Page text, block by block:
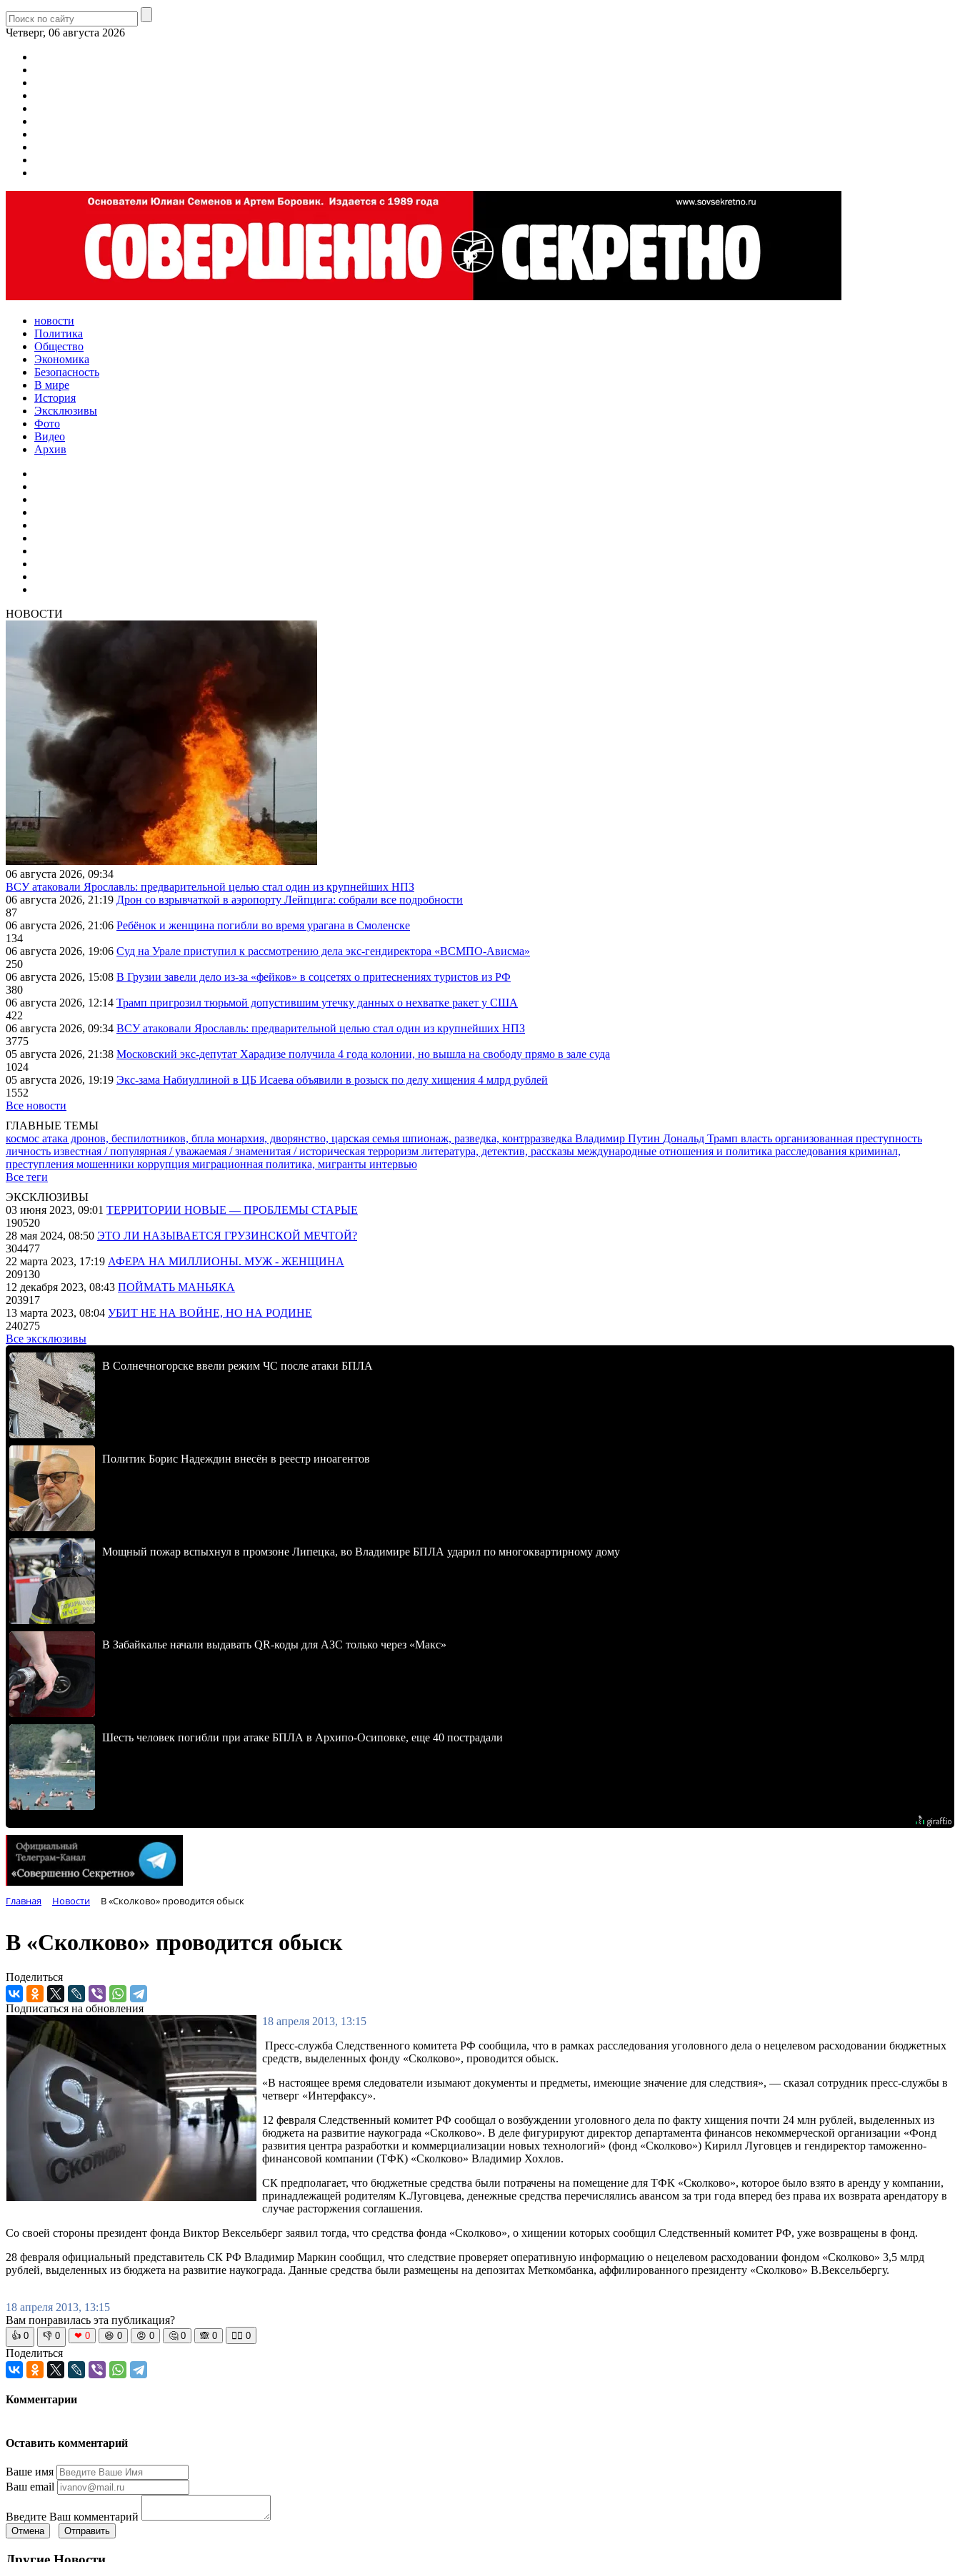
Четверг, 06 августа 2026
новости
Политика
Общество
Экономика
Безопасность
В мире
История
Эксклюзивы
Фото
Видео
Архив
НОВОСТИ
06 августа 2026, 09:34
ВСУ атаковали Ярославль: предварительной целью стал один из крупнейших НПЗ
06 августа 2026, 21:19 Дрон со взрывчаткой в аэропорту Лейпцига: собрали все подробности
87
06 августа 2026, 21:06 Ребёнок и женщина погибли во время урагана в Смоленске
134
06 августа 2026, 19:06 Суд на Урале приступил к рассмотрению дела экс-гендиректора «ВСМПО-Ависма»
250
06 августа 2026, 15:08 В Грузии завели дело из-за «фейков» в соцсетях о притеснениях туристов из РФ
380
06 августа 2026, 12:14 Трамп пригрозил тюрьмой допустившим утечку данных о нехватке ракет у США
422
06 августа 2026, 09:34 ВСУ атаковали Ярославль: предварительной целью стал один из крупнейших НПЗ
3775
05 августа 2026, 21:38 Московский экс-депутат Харадизе получила 4 года колонии, но вышла на свободу прямо в зале суда
1024
05 августа 2026, 19:19 Экс-зама Набиуллиной в ЦБ Исаева объявили в розыск по делу хищения 4 млрд рублей
1552
Все новости
ГЛАВНЫЕ ТЕМЫ
космос атака дронов, беспилотников, бпла монархия, дворянство, царская семья шпионаж, разведка, контрразведка Владимир Путин Дональд Трамп власть организованная преступность
личность известная / популярная / уважаемая / знаменитая / историческая терроризм литература, детектив, рассказы международные отношения и политика расследования криминал,
преступления мошенники коррупция миграционная политика, мигранты интервью
Все теги
ЭКСКЛЮЗИВЫ
03 июня 2023, 09:01 ТЕРРИТОРИИ НОВЫЕ — ПРОБЛЕМЫ СТАРЫЕ
190520
28 мая 2024, 08:50 ЭТО ЛИ НАЗЫВАЕТСЯ ГРУЗИНСКОЙ МЕЧТОЙ?
304477
22 марта 2023, 17:19 АФЕРА НА МИЛЛИОНЫ. МУЖ - ЖЕНЩИНА
209130
12 декабря 2023, 08:43 ПОЙМАТЬ МАНЬЯКА
203917
13 марта 2023, 08:04 УБИТ НЕ НА ВОЙНЕ, НО НА РОДИНЕ
240275
Все эксклюзивы
В Солнечногорске ввели режим ЧС после атаки БПЛА
Политик Борис Надеждин внесён в реестр иноагентов
Мощный пожар вспыхнул в промзоне Липецка, во Владимире БПЛА ударил по многоквартирному дому
В Забайкалье начали выдавать QR-коды для АЗС только через «Макс»
Шесть человек погибли при атаке БПЛА в Архипо-Осиповке, еще 40 пострадали
Главная Новости В «Сколково» проводится обыск
В «Сколково» проводится обыск
Поделиться
Подписаться на обновления
18 апреля 2013, 13:15
Пресс-служба Следственного комитета РФ сообщила, что в рамках расследования уголовного дела о нецелевом расходовании бюджетных
средств, выделенных фонду «Сколково», проводится обыск.
«В настоящее время следователи изымают документы и предметы, имеющие значение для следствия», — сказал сотрудник пресс-службы в
четверг «Интерфаксу».
12 февраля Следственный комитет РФ сообщал о возбуждении уголовного дела по факту хищения почти 24 млн рублей, выделенных из
бюджета на развитие наукограда «Сколково». В деле фигурируют директор департамента финансов некоммерческой организации «Фонд
развития центра разработки и коммерциализации новых технологий» (фонд «Сколково») Кирилл Луговцев и гендиректор таможенно-
финансовой компании (ТФК) «Сколково» Владимир Хохлов.
СК предполагает, что бюджетные средства были потрачены на помещение для ТФК «Сколково», которое было взято в аренду у компании,
принадлежащей родителям К.Луговцева, денежные средства перечислялись авансом за три года вперед без права их возврата арендатору в
случае расторжения соглашения.
Со своей стороны президент фонда Виктор Вексельберг заявил тогда, что средства фонда «Сколково», о хищении которых сообщил Следственный комитет РФ, уже возвращены в фонд.
28 февраля официальный представитель СК РФ Владимир Маркин сообщил, что следствие проверяет оперативную информацию о нецелевом расходовании фондом «Сколково» 3,5 млрд
рублей, выделенных из бюджета на развитие наукограда. Данные средства были размещены на депозитах Меткомбанка, аффилированного президенту «Сколково» В.Вексельбергу.
18 апреля 2013, 13:15
Вам понравилась эта публикация?
👍 0 👎 0 ❤ 0 😆 0 😡 0 🤔 0 🙈 0 🧘‍♀️ 0
Поделиться
Комментарии
Оставить комментарий
Ваше имя
Ваш email
Введите Ваш комментарий
Отмена Отправить